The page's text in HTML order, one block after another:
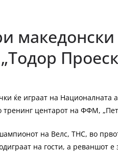
ќе играат на Националната
тренинг центарот на ФФМ,
на Велс, ТНС, во
на гости, а реваншот е